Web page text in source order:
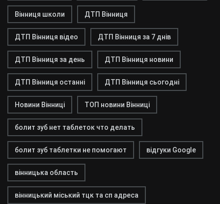
Вінниця школи ДТП Вінниця
ДТП Вінниця відео ДТП Вінниця за 7 днів
ДТП Вінниця за день ДТП Вінниця новини
ДТП Вінниця останні ДТП Вінниця сьогодні
Новини Вінниці ТОП новини Вінниці
болит зуб нет таблеток что делать
болит зуб таблетки не помогают відгуки Google
вінницька область
вінницький міський тцк та сп адреса